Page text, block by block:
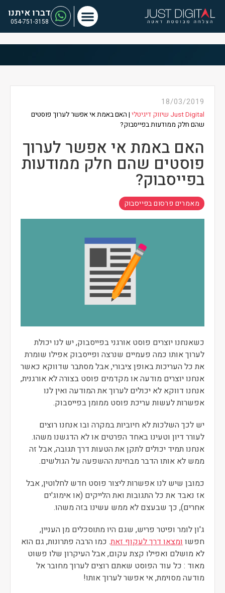
דברו איתנו
054-751-3158
18/03/2019
Just Digital שיווק דיגיטלי | האם באמת אי אפשר לערוך פוסטים
שהם חלק ממודעות בפייסבוק?
האם באמת אי אפשר לערוך
פוסטים שהם חלק ממודעות
בפייסבוק?
מאמרים פרסום בפייסבוק
כשאנחנו יוצרים פוסט אורגני בפייסבוק, יש לנו יכולת
לערוך אותו כמה פעמיים שנרצה ופייסבוק אפילו שומרת
את כל העריכות באופן ציבורי, אבל מסתבר שדווקא כאשר
אנחנו יוצרים מודעה או מקדמים פוסט בצורה לא אורגנית,
אנחנו דווקא לא יכולים לערוך את המודעה ואין לנו
אפשרות לעשות עריכת פוסט ממומן בפייסבוק.
יש לכך השלכות לא חיוביות במקרה ובו אנחנו רוצים
לעורר דיון וטעינו באחד הפרטים או לא הדגשנו משהו.
אנחנו תמיד יכולים לתקן את הטעות דרך תגובה, אבל זה
ממש לא אותו הדבר מבחינת ההשפעה על הגולשים.
כמובן שיש לנו אפשרות ליצור פוסט חדש לחלוטין, אבל
אז נאבד את כל התגובות ואת הלייקים (או אימוג'ים
אחרים), כך שבעצם לא ממש עשינו בזה משהו.
ג'ון לומר ופיטר פריש, שגם היו מתוסכלים מן העניין,
חפשו ומצאו דרך לעקוף זאת. כמו הרבה פתרונות, גם הוא
לא מושלם ואפילו קצת עקום, אבל העיקרון שלו פשוט
מאוד : כל עוד הפוסט שאתם רוצים לערוך מחובר אל
מודעה מסוימת, אי אפשר לערוך אותו!